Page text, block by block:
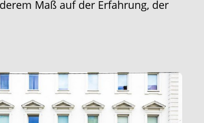
Maß auf der Erfahrung, der